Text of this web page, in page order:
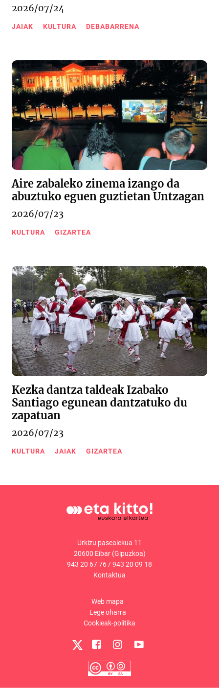
2026/07/24
JAIAK KULTURA DEBABARRENA
Aire zabaleko zinema izango da
abuztuko eguen guztietan Untzagan
2026/07/23
KULTURA GIZARTEA
Kezka dantza taldeak Izabako
Santiago egunean dantzatuko du
zapatuan
2026/07/23
KULTURA JAIAK GIZARTEA
Urkizu pasealekua 11
20600 Eibar (Gipuzkoa)
943 20 67 76 /943 20 09 18
Kontaktua
Web mapa
Lege oharra
Cookieak-politika